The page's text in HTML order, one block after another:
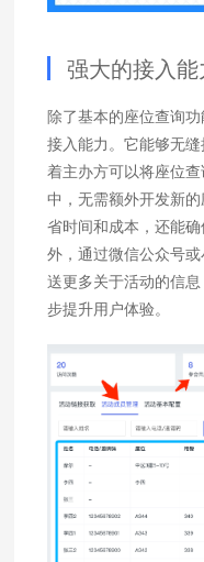
强大的接入能
除了基本的座位查询
接入能力。它能够无
着主办方可以将座位
中，无需额外开发新
省时间和成本，还能
外，通过微信公众号
送更多关于活动的信
步提升用户体验。